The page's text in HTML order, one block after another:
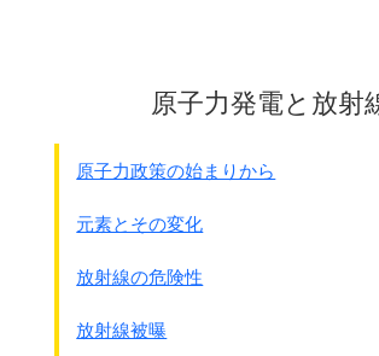
早期送還する方針でいました。
●終戦時海外にどのくらいの住んでいた日本
南方は含まれていません。
樺太・千島
北朝鮮
中国本土
原子力発電と放射
原子力政策の始まりから
元素とその変化
放射線の危険性
放射線被曝